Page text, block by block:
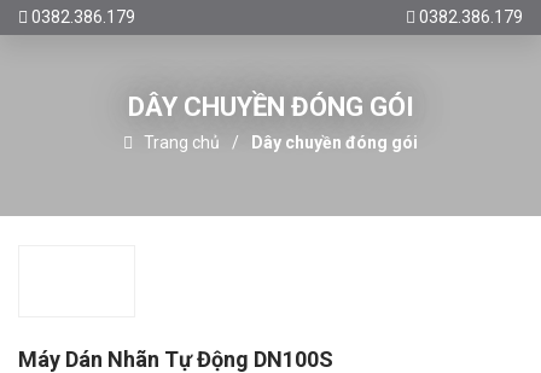
0382.386.179 0382.386.179
DÂY CHUYỀN ĐÓNG GÓI
Trang chủ Dây chuyền đóng gói
Máy Dán Nhãn Tự Động DN100S